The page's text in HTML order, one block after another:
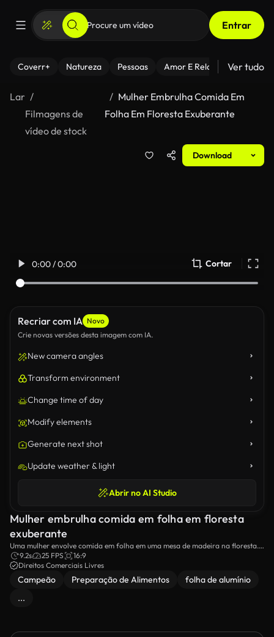
Entrar
Coverr+ Natureza Pessoas Amor E Relacionamentos
Ver tudo
Lar
Filmagens de
vídeo de stock
Mulher Embrulha Comida Em
Folha Em Floresta Exuberante
Download
0:00 / 0:00 Cortar
Recriar com IA Novo
Crie novas versões desta imagem com IA.
New camera angles
Transform environment
Change time of day
Modify elements
Generate next shot
Update weather & light
Abrir no AI Studio
Mulher embrulha comida em folha em floresta
exuberante
Uma mulher envolve comida em folha em uma mesa de madeira na floresta.
Cercado pela natureza, ela desfruta da experiência culinária ao ar livre.
Perfeito para temas de acampamento, culinária ao ar livre e aventuras
selvagens.
9.2s 25 FPS
16:9
Direitos Comerciais Livres
Campeão Preparação de Alimentos
folha de alumínio
...